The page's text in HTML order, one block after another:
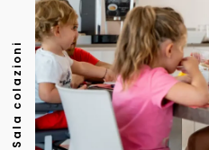
Sala colazioni